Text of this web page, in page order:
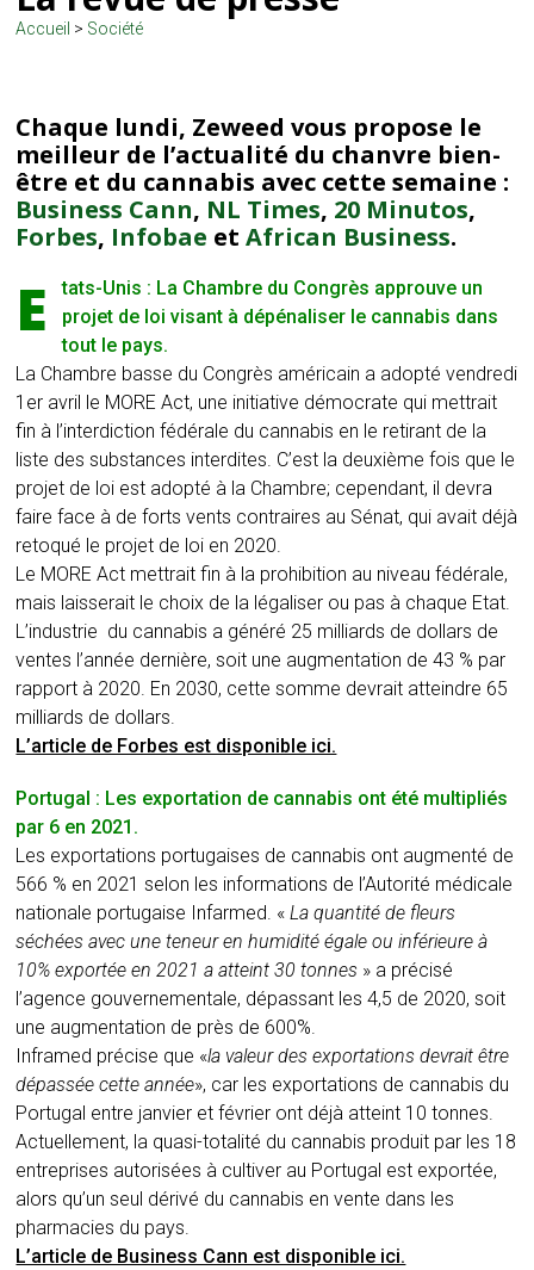
Accueil > Société
Chaque lundi, Zeweed vous propose le
meilleur de l’actualité du chanvre bien-
être et du cannabis avec cette semaine :
Business Cann, NL Times, 20 Minutos,
Forbes, Infobae etAfrican Business.
E
tats-Unis : La Chambre du Congrès approuve un
projet de loi visant à dépénaliser le cannabis dans
tout le pays.
La Chambre basse du Congrès américain a adopté vendredi
1er avril le MORE Act, une initiative démocrate qui mettrait
fin à l’interdiction fédérale du cannabis en le retirant de la
liste des substances interdites. C’est la deuxième fois que le
projet de loi est adopté à la Chambre; cependant, il devra
faire face à de forts vents contraires au Sénat, qui avait déjà
retoqué le projet de loi en 2020.
Le MORE Act mettrait fin à la prohibition au niveau fédérale,
mais laisserait le choix de la légaliser ou pas à chaque Etat.
L’industrie du cannabis a généré 25 milliards de dollars de
ventes l’année dernière, soit une augmentation de 43 % par
rapport à 2020. En 2030, cette somme devrait atteindre 65
milliards de dollars.
L’article de Forbes est disponible ici.
Portugal : Les exportation de cannabis ont été multipliés
par 6 en 2021.
Les exportations portugaises de cannabis ont augmenté de
566 % en 2021 selon les informations de l’Autorité médicale
nationale portugaise Infarmed. «La quantité de fleurs
séchées avec une teneur en humidité égale ou inférieure à
10% exportée en 2021 a atteint 30 tonnes » a précisé
l’agence gouvernementale, dépassant les 4,5 de 2020, soit
une augmentation de près de 600%.
Inframed précise que «la valeur des exportations devrait être
dépassée cette année», car les exportations de cannabis du
Portugal entre janvier et février ont déjà atteint 10 tonnes.
Actuellement, la quasi-totalité du cannabis produit par les 18
entreprises autorisées à cultiver au Portugal est exportée,
alors qu’un seul dérivé du cannabis en vente dans les
pharmacies du pays.
L’article de Business Cann est disponible ici.